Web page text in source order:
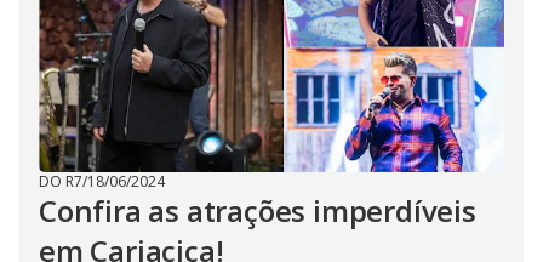
DO R7/18/06/2024
Confira as atrações imperdíveis
em Cariacica!